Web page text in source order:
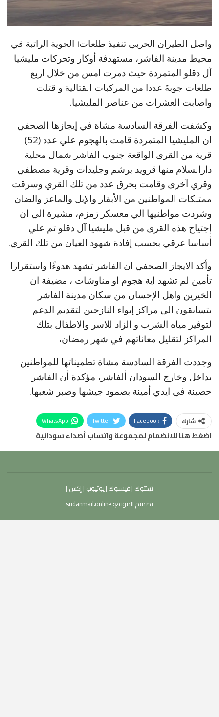
واصل الطيران الحربي تنفيذ طلعاتi الجوية الراتبة في
محيط مدينة الفاشر، مستهدفة أوكار وتحركات مليشيا
آل دقلو المتمردة حيث دمرت امس من خلال اربع
طلعات جوبةَ عددا من المركبات القتالية و قتلت
واصابت العشرات من عناصر المليشيا.
وكشفت الفرقة السادسة مشاة في إيجازها الصحفي
ان المليشيا المتمردة قامت بالهجوم علي عدد (52)
قرية من القرى الواقعة جنوب الفاشر شمال محلية
دارالسلام منها قرويد برشم وجليدات وقرية مصطفي
وقري آخرى وقامت بحرق عدد من تلك القري وسرقت
ممتلكات المواطنين من الأبقار والإبل والماعز والضان
وشردت مواطنيها الي معسكر زمزم، مشيرة الي ان
إجتياح هذه القرى من قبل مليشيا آل دقلو تم علي
أساسا عرقي بحسب إفادة شهود العيان من تلك القري.
وأكد الايجاز الصحفي ان الفاشر تشهد هدوءًا واستقرارا
تأمين لم تشهد اية هجوم او مناوشات ، مضيفة ان
الخيرين واهل الإحسان من سكان مدينة الفاشر
يتسابقون الي مراكز إيواء النازحين لتقديم الدعم
لتوفير مياه الشرب و الزاد للاسر والاطفال بتلك
المراكز لتقليل معاناتهم في شهر رمضان،
وجددت الفرقة السادسة مشاة تطميناتها للمواطنين
بداخل وخارج السودان ألفاشر، مؤكدة أن الفاشر
حصينة في ايدي أمينة بصمود جيشها وصبر شعبها.
شارك Facebook
Twitter
WhatsApp
اضغط هنا للانضمام لمجموعة واتساب أصداء سودانية
تيكتوك |فيسبوك |يوتيوب |إكس |
تصميم الموقع: sudanmail.online